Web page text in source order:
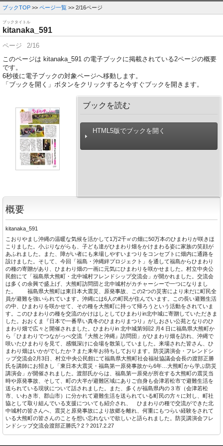
ブックTOP >> ページ一覧 >> 2/16ページ
ブックタイトル
kitanaka_591
ページ
2/16
このページは kitanaka_591 の電子ブックに掲載されている2ページの概要
です。
6秒後に電子ブックの対象ページへ移動します。
「ブックを開く」ボタンをクリックすると今すぐブックを開きます。
ブックを読む
HTML5版でブックを開く
概要
kitanaka_591
こおりやまし沖縄の温暖な気候を活かして1万2千㎡の畑に50万本のひまわりが咲きほ
こりました。小ぶりながらも、子ども達がひまわり畑をかけまわる姿に家族の笑顔が
あふれました。また、障がい者にも来場しやすいまつりをコンセプトに畑内に通路を
設けました。そして、今回「福島・沖縄絆プロジェクト」を通して福島からひまわり
の種の寄贈があり、ひまわり畑の一画に元気にひまわりを咲かせました。村立中央公
民館にて「福島県大熊町・北中城村フレンドシップ交流会」が開かれました。交流会
は多くの余興で盛上げ、大熊町訪問団と北中城村がカチャーシーで一つになりまし
た。 福島県大熊町は東日本大震災、原発事故、この2つの災害により未だに町民全
員が避難を強いられています。沖縄には6人の町民が住んでいます。この長い避難生活
の中、ひまわりを咲かせて、その種を大熊町に持って帰ろうという活動をされていま
す。このひまわりの種を交流のかけはしとしてひまわりin北中城に寄贈していただきま
した。おおくま『日本で一番早い真冬のひまわりまつり』がしおさい公苑となりのひ
まわり畑で広々と開催されました。ひまわりin 北中城第9回2 月4 日に福島県大熊町か
ら「ひまわりでつながっぺ交流『大熊と沖縄』訪問団」がひまわり畑を訪れ、沖縄で
咲いたひまわりを見て、感慨深けに会場を散策していました。来場された皆さん、ひ
まわり畑はいかがでしたか？また来年お待ちしております。防災講演会・フレンドシ
ップ交流会2月3日、村立中央公民館にて福島県大熊町社会福祉協議会会長の渡部正勝
氏を講師にお招きし「東日本大震災・福島第一原発事故から6年…大熊町から学ぶ防災
講演会」が開催されました。渡部氏からは、福島第一原発が所在する大熊町の震災当
時や原発事故、そして、町の大半が避難区域にありご自身も会津若松市で避難生活を
送られている現状について話されました。また、多くが福島県内の３市（会津若松
市、いわき市、郡山市）に分かれて避難生活を送られている町民の方々に対し、町社
協として取り組んでいる支援についても紹介され、 ひまわりの種で交流ができた北
中城村の皆さんへ、震災と原発事故により故郷を離れ、何重にもつらい経験をされて
いる大熊町の皆さんのことを想い忘れないで欲しいと語られました。防災講演会フレ
ンドシップ交流会渡部正勝氏? 2 ? 2017.2.27